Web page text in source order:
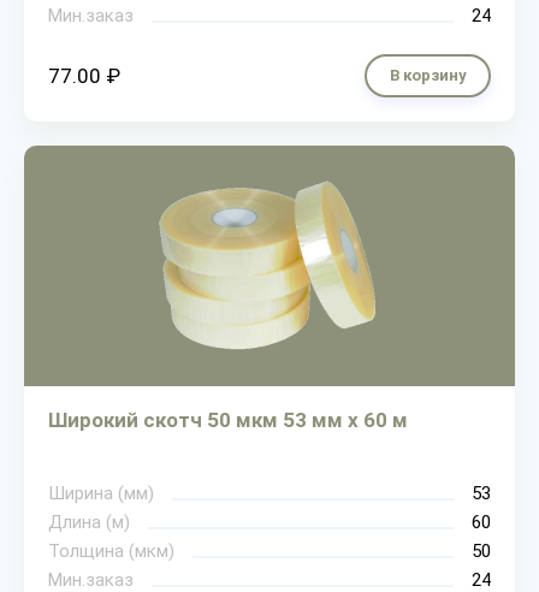
Мин.заказ
24
77.00 ₽ В корзину
Широкий скотч 50 мкм 53 мм х 60 м
Ширина (мм)
53
Длина (м)
60
Толщина (мкм)
50
Мин.заказ
24